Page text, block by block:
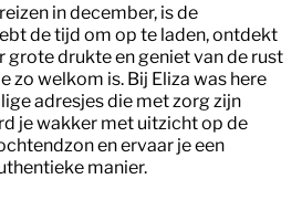
in december, is de
de tijd om op te laden, ontdekt
grote drukte en geniet van de rust
zo welkom is. Bij Eliza was here
adresjes die met zorg zijn
je wakker met uitzicht op de
en ervaar je een
manier.